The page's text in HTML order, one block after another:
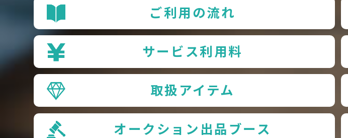
ご利用の流れ
サービス利用料
取扱アイテム
オークション出品ブース